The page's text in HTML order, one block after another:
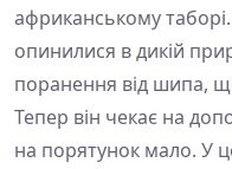
африканському
опинилися в дикій
поранення від шипа,
Тепер він чекає на
на порятунок мало. У